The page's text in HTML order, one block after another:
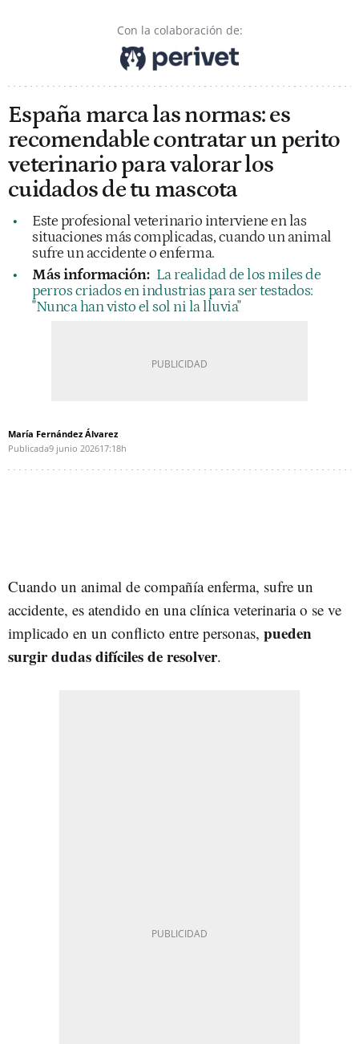
Con la colaboración de:
España marca las normas: es
recomendable contratar un perito
veterinario para valorar los
cuidados de tu mascota
Este profesional veterinario interviene en las
situaciones más complicadas, cuando un animal
sufre un accidente o enferma.
Más información: La realidad de los miles de
perros criados en industrias para ser testados:
"Nunca han visto el sol ni la lluvia"
María Fernández Álvarez
Publicada9 junio 202617:18h
Cuando un animal de compañía enferma, sufre un
accidente, es atendido en una clínica veterinaria o se ve
implicado en un conflicto entre personas, pueden
surgir dudas difíciles de resolver.